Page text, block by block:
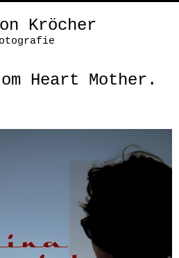
Kröcher
Heart Mother.